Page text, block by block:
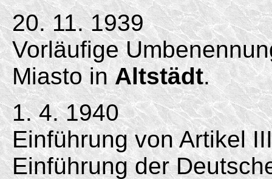
20. 11. 1939
Vorläufige
Miasto inAltstädt.
1. 4. 1940
Einführung von Artikel III
Einführung der